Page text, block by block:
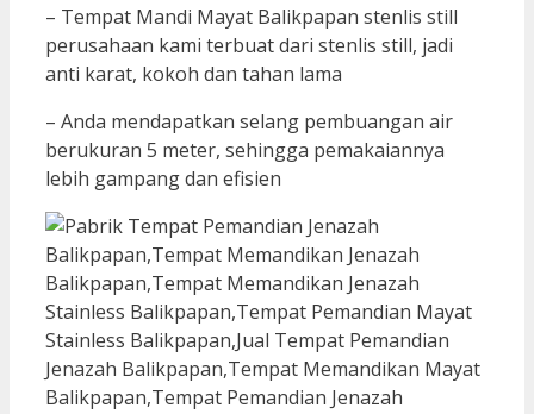
– Tempat Mandi Mayat Balikpapan stenlis still
perusahaan kami terbuat dari stenlis still, jadi
anti karat, kokoh dan tahan lama
– Anda mendapatkan selang pembuangan air
berukuran 5 meter, sehingga pemakaiannya
lebih gampang dan efisien